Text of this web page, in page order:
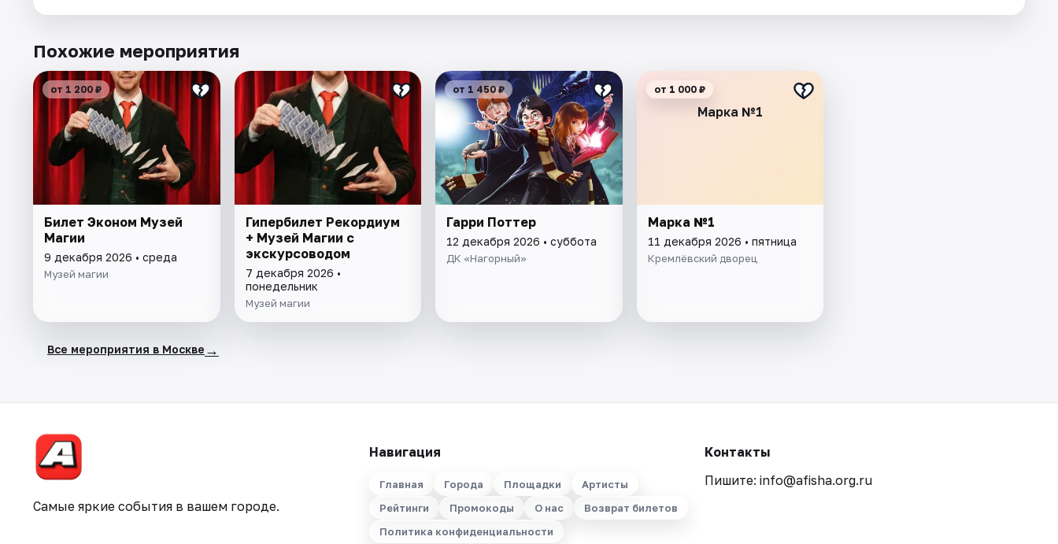
Похожие мероприятия
от 1 200 ₽
Билет Эконом Музей
Магии
9 декабря 2026 • среда
Музей магии
Гипербилет Рекордиум
+ Музей Магии с
экскурсоводом
7 декабря 2026 •
понедельник
Музей магии
от 1 450 ₽
Гарри Поттер
12 декабря 2026 • суббота
ДК «Нагорный»
Марка №1
от 1 000 ₽
Марка №1
11 декабря 2026 • пятница
Кремлёвский дворец
Все мероприятия в Москве →
Самые яркие события в вашем городе.
Навигация
Главная Города Площадки
Артисты
Рейтинги
Промокоды О нас
Возврат билетов
Политика конфиденциальности
Контакты
Пишите: info@afisha.org.ru